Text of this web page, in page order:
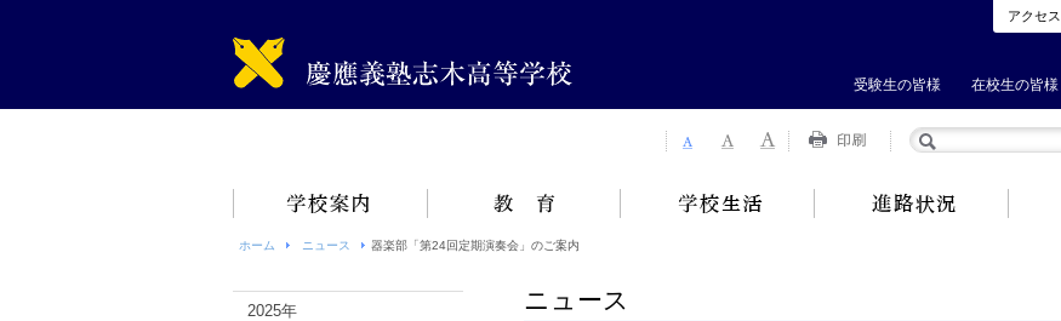
受験生の皆様 在校生の皆様
アクセス
ホーム ニュース 器楽部「第24回定期演奏会」のご案内
ニュース
2025年